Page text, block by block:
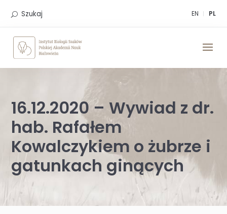
EN PL
Szukaj
16.12.2020 – Wywiad z dr.
hab. Rafałem
Kowalczykiem o żubrze i
gatunkach ginących